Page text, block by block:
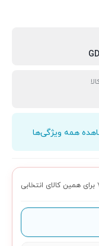
همه ویژگی‌ها